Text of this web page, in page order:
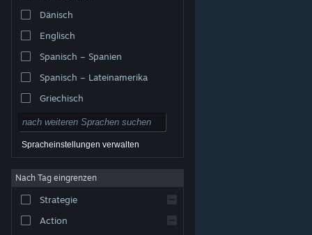
© Valve Corporation. Alle Rechte vorbehalten. Alle
USA und anderen Ländern.
Rechtliches
Barrierefreiheit
Nutzungsvertrag
Dänisch
Englisch
Spanisch – Spanien
Spanisch – Lateinamerika
Griechisch
Spracheinstellungen verwalten
Nach Tag eingrenzen
Strategie
Action